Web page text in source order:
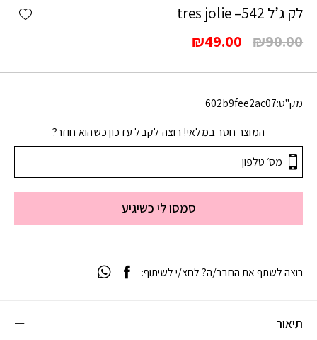
לק ג’ל 542– tres jolie
₪90.00
המחיר
היה:
₪90.00.
₪49.00
המחיר
הוא:
מק"ט:602b9fee2ac07
המוצר חסר במלאי! רוצה לקבל עדכון כשהוא חוזר?
סמסו לי כשיגיע
תיאור
רוצה לשתף את החבר/ה? לחצ/י לשיתוף: